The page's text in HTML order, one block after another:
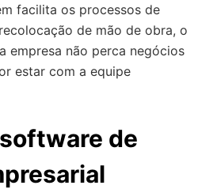
facilita os processos de
de mão de obra, o
empresa não perca negócios
estar com a equipe
de